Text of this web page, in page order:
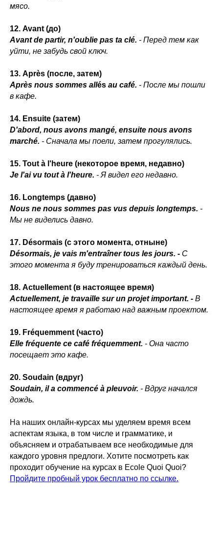
мясо.
12. Avant (до)
Avant de partir, n'oublie pas ta clé. - Перед тем как
уйти, не забудь свой ключ.
13. Après (после, затем)
Après nous sommes allés au café. - После мы пошли
в кафе.
14. Ensuite (затем)
D'abord, nous avons mangé, ensuite nous avons
marché. - Сначала мы поели, затем прогулялись.
15. Tout à l'heure (некоторое время, недавно)
Je l'ai vu tout à l'heure. - Я видел его недавно.
16. Longtemps (давно)
Nous ne nous sommes pas vus depuis longtemps. -
Мы не виделись давно.
17. Désormais (с этого момента, отныне)
Désormais, je vais m'entraîner tous les jours. - С
этого момента я буду тренироваться каждый день.
18. Actuellement (в настоящее время)
Actuellement, je travaille sur un projet important. - В
настоящее время я работаю над важным проектом.
19. Fréquemment (часто)
Elle fréquente ce café fréquemment. - Она часто
посещает это кафе.
20. Soudain (вдруг)
Soudain, il a commencé à pleuvoir. - Вдруг начался
дождь.
На наших онлайн-курсах мы уделяем время всем
аспектам языка, в том числе и грамматике, и
объясняем и отрабатываем все необходимые для
каждого уровня предлоги. Хотите посмотреть как
проходит обучение на курсах в Ecole Quoi Quoi?
Пройдите пробный урок бесплатно по ссылке.